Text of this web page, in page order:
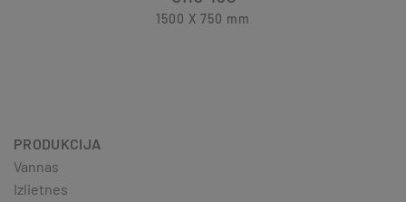
1500 X 750 mm
PRODUKCIJA
Vannas
Izlietnes